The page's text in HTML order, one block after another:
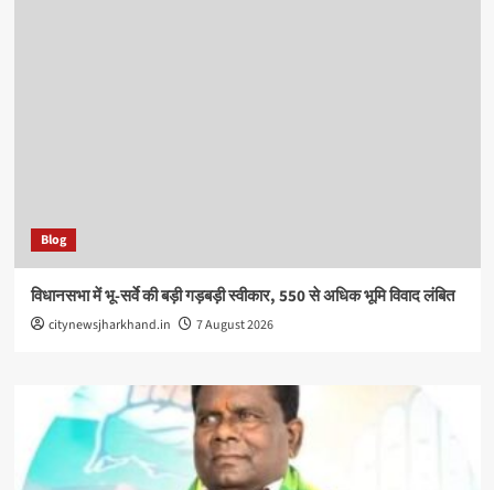
Blog
विधानसभा में भू-सर्वे की बड़ी गड़बड़ी स्वीकार, 550 से अधिक भूमि विवाद लंबित
citynewsjharkhand.in 7 August 2026